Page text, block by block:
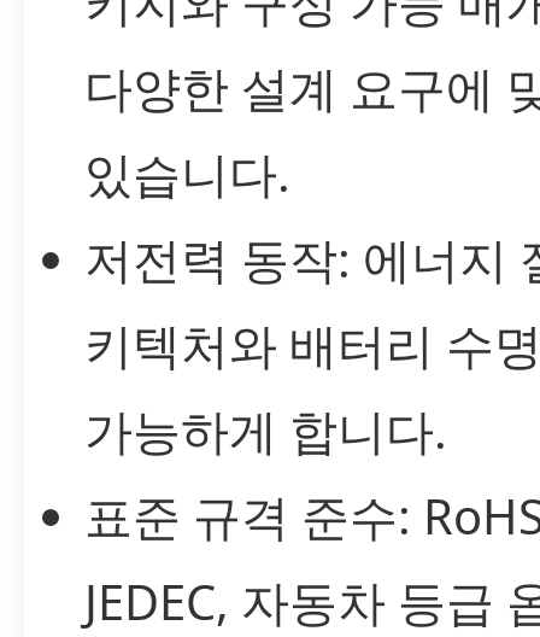
다양한 설계 요구에
있습니다.
저전력 동작: 에너지
키텍처와 배터리 수
가능하게 합니다.
표준 규격 준수:
JEDEC, 자동차 등급